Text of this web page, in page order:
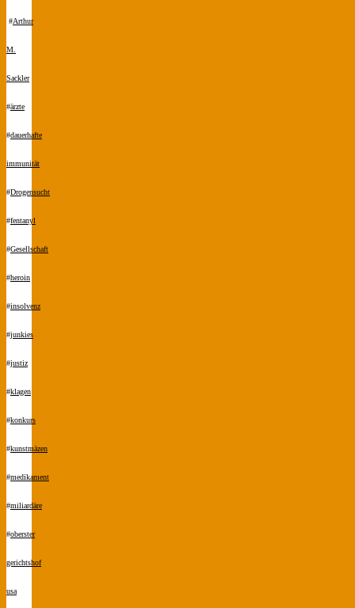
#Arthur
M.
Sackler
#ärzte
#dauerhafte
immunität
#Drogensucht
#fentanyl
#Gesellschaft
#heroin
#insolvenz
#junkies
#justiz
#klagen
#konkurs
#kunstmäzen
#medikament
#miliardäre
#oberster
gerichtshof
usa